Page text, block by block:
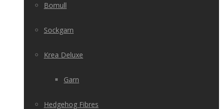
Bomull
Sockgarn
Krea Deluxe
Garn
Hedgehog Fibres